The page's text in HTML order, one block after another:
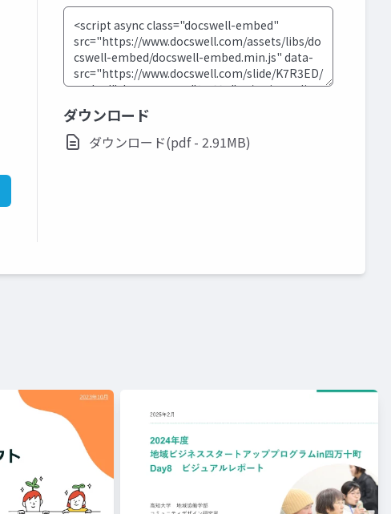
ダウンロード
ダウンロード(pdf - 2.91MB)